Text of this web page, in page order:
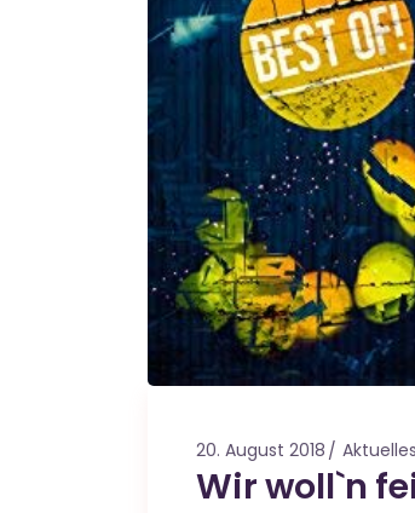
20. August 2018 Aktuelles
Wir woll`n